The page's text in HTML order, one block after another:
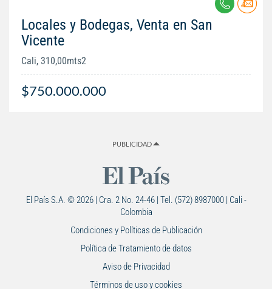
Locales y Bodegas, Venta en San
Vicente
Cali, 310,00mts2
$750.000.000
PUBLICIDAD
El País S.A. © 2026 | Cra. 2 No. 24-46 | Tel. (572) 8987000 | Cali -
Colombia
Condiciones y Políticas de Publicación
Política de Tratamiento de datos
Aviso de Privacidad
Términos de uso y cookies